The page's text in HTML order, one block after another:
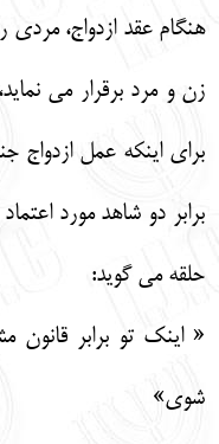
هنگام عقد ازدواج، مردي
زن و مرد برقرار مي
براي اينكه عمل ازدواج
برابر دو شاهد مورد
حلقه مي گويد:
« اينك تو برابر
شوي»